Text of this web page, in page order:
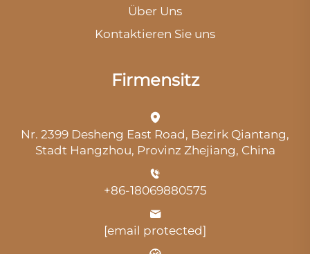
Über Uns
Kontaktieren Sie uns
Firmensitz
Nr. 2399 Desheng East Road, Bezirk Qiantang,
Stadt Hangzhou, Provinz Zhejiang, China
+86-18069880575
[email protected]